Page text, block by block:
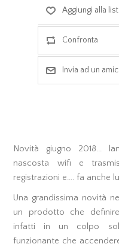
Novità giugno 2018...
nascosta wifi e
registrazioni e.... fa anche
Una grandissima novità
un prodotto che
infatti in un colpo
funzionante che